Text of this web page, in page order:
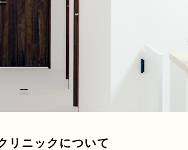
リニックについて